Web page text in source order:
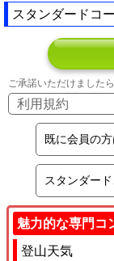
スタンダードコ
ご承諾いただけました
利用規約
既に会員の
スタンダー
魅力的な専門コ
登山天気